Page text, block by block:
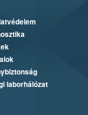
laborhálózat